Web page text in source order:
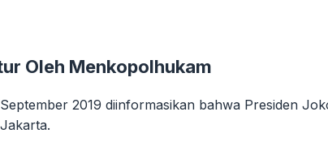
Oleh Menkopolhukam
2019 diinformasikan bahwa Presiden